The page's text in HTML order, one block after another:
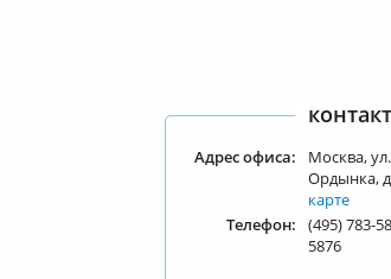
Адрес офиса:
Москва,
Ордынка,
карте
Телефон:
(495) 783-
5876